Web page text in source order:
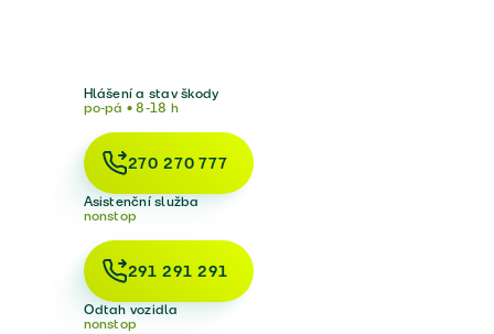
Hlášení a stav škody
po-pá • 8-18 h
270 270 777
Asistenční služba
nonstop
291 291 291
Odtah vozidla
nonstop